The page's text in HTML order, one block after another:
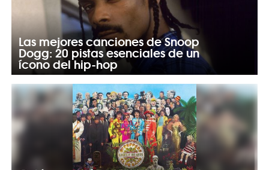
Las mejores canciones de Snoop
Dogg: 20 pistas esenciales de un
ícono del hip-hop